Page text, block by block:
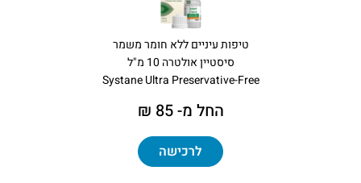
טיפות עיניים ללא חומר משמר
סיסטיין אולטרה 10 מ"ל
Systane Ultra Preservative-Free
החל מ- 85 ₪
לרכישה